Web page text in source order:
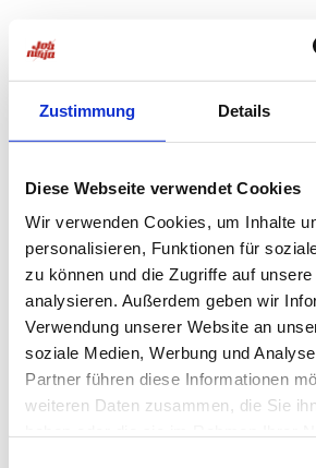
Zustimmung Details
Diese Webseite verwendet Cookies
Wir verwenden Cookies, um Inhalte
personalisieren, Funktionen für
zu können und die Zugriffe auf
analysieren. Außerdem geben wir
Verwendung unserer Website an
soziale Medien, Werbung und
Partner führen diese Informationen
weiteren Daten zusammen, die Sie